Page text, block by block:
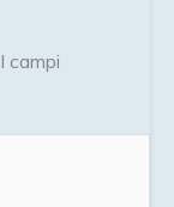
I campi